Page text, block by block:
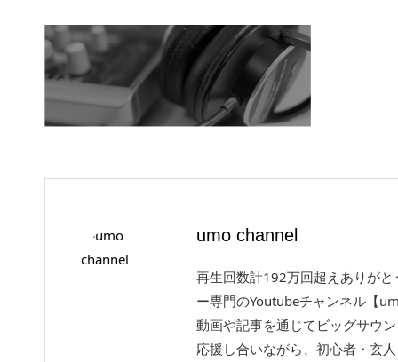
umo channel
再生回数計192万回超えありが
ー専門のYoutubeチャンネル【
動画や記事を通じてビッグサウ
応援し合いながら、初心者・玄